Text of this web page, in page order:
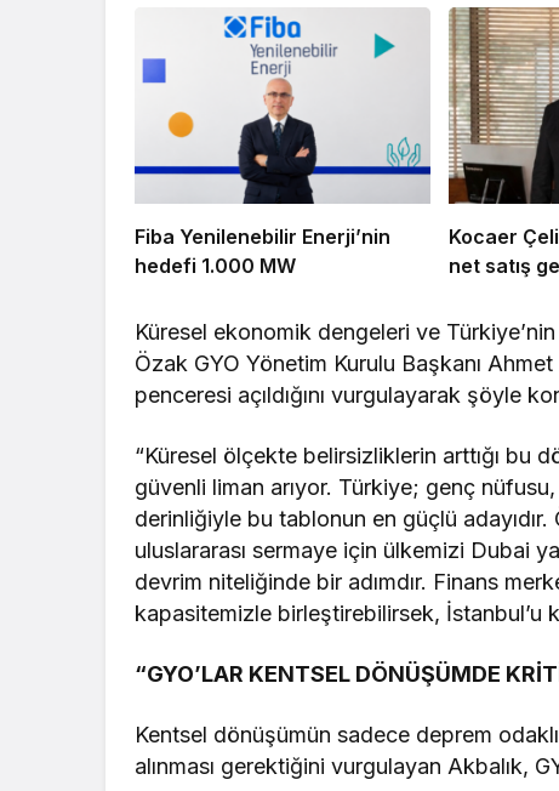
Fiba Yenilenebilir Enerji’nin
hedefi 1.000 MW
Kocaer
net satış
Küresel ekonomik dengeleri ve
Özak GYO Yönetim Kurulu Başkanı
penceresi açıldığını vurgulayarak şöyle
“Küresel ölçekte belirsizliklerin arttığı bu
güvenli liman arıyor. Türkiye; genç
derinliğiyle bu tablonun en güçlü
uluslararası sermaye için ülkemizi Dubai
devrim niteliğinde bir adımdır. Finans
kapasitemizle birleştirebilirsek, İstanbul’u
“GYO’LAR KENTSEL DÖNÜŞÜMDE
Kentsel dönüşümün sadece deprem
alınması gerektiğini vurgulayan Akbalık,